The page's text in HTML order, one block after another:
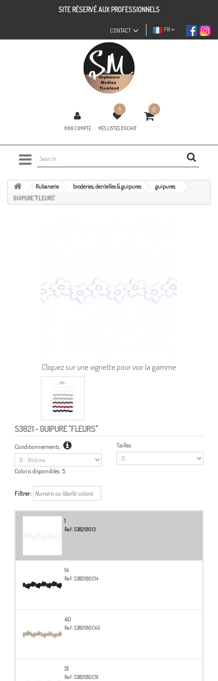
SITE RÉSERVÉ AUX PROFESSIONNELS
FR
CONTACT
MON COMPTE
0
MES LISTES D'ACHAT
0
Rubanerie broderies, dentelles & guipures
guipures
GUIPURE "FLEURS"
Cliquez sur une vignette pour voir la gamme
S3821- GUIPURE "FLEURS"
Conditionnements Tailles
Coloris disponibles: 5
Filtrer:
1
Ref: S3821B0C1
14
Ref: S3821B0C14
40
Ref: S3821B0C40
51
Ref: S3821B0C51